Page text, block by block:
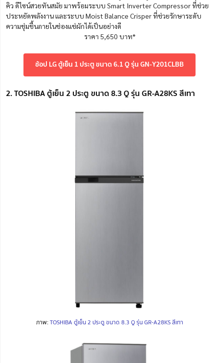
คิว ดีไซน์สวยทันสมัย มาพร้อมระบบ Smart Inverter Compressor ที่ช่วย
ประหยัดพลังงาน และระบบ Moist Balance Crisper ที่ช่วยรักษาระดับ
ความชุ่มชื้นภายในช่องแช่ผักได้เป็นอย่างดี
ราคา 5,650 บาท*
ช้อป LG ตู้เย็น 1 ประตู ขนาด 6.1 Q รุ่น GN-Y201CLBB
2. TOSHIBA ตู้เย็น 2 ประตู ขนาด 8.3 Q รุ่น GR-A28KS สีเทา
ภาพ:TOSHIBA ตู้เย็น 2 ประตู ขนาด 8.3 Q รุ่น GR-A28KS สีเทา